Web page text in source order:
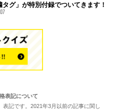
タグ」が特別付録でついてきます！
表記について
記です。2021年3月以前の記事に関し